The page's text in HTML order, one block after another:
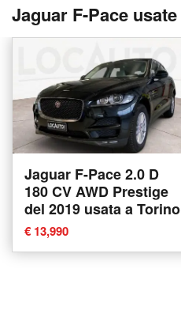
Jaguar F-Pace usate
Jaguar F-Pace 2.0 D
180 CV AWD Prestige
del 2019 usata a Torino
€ 13,990